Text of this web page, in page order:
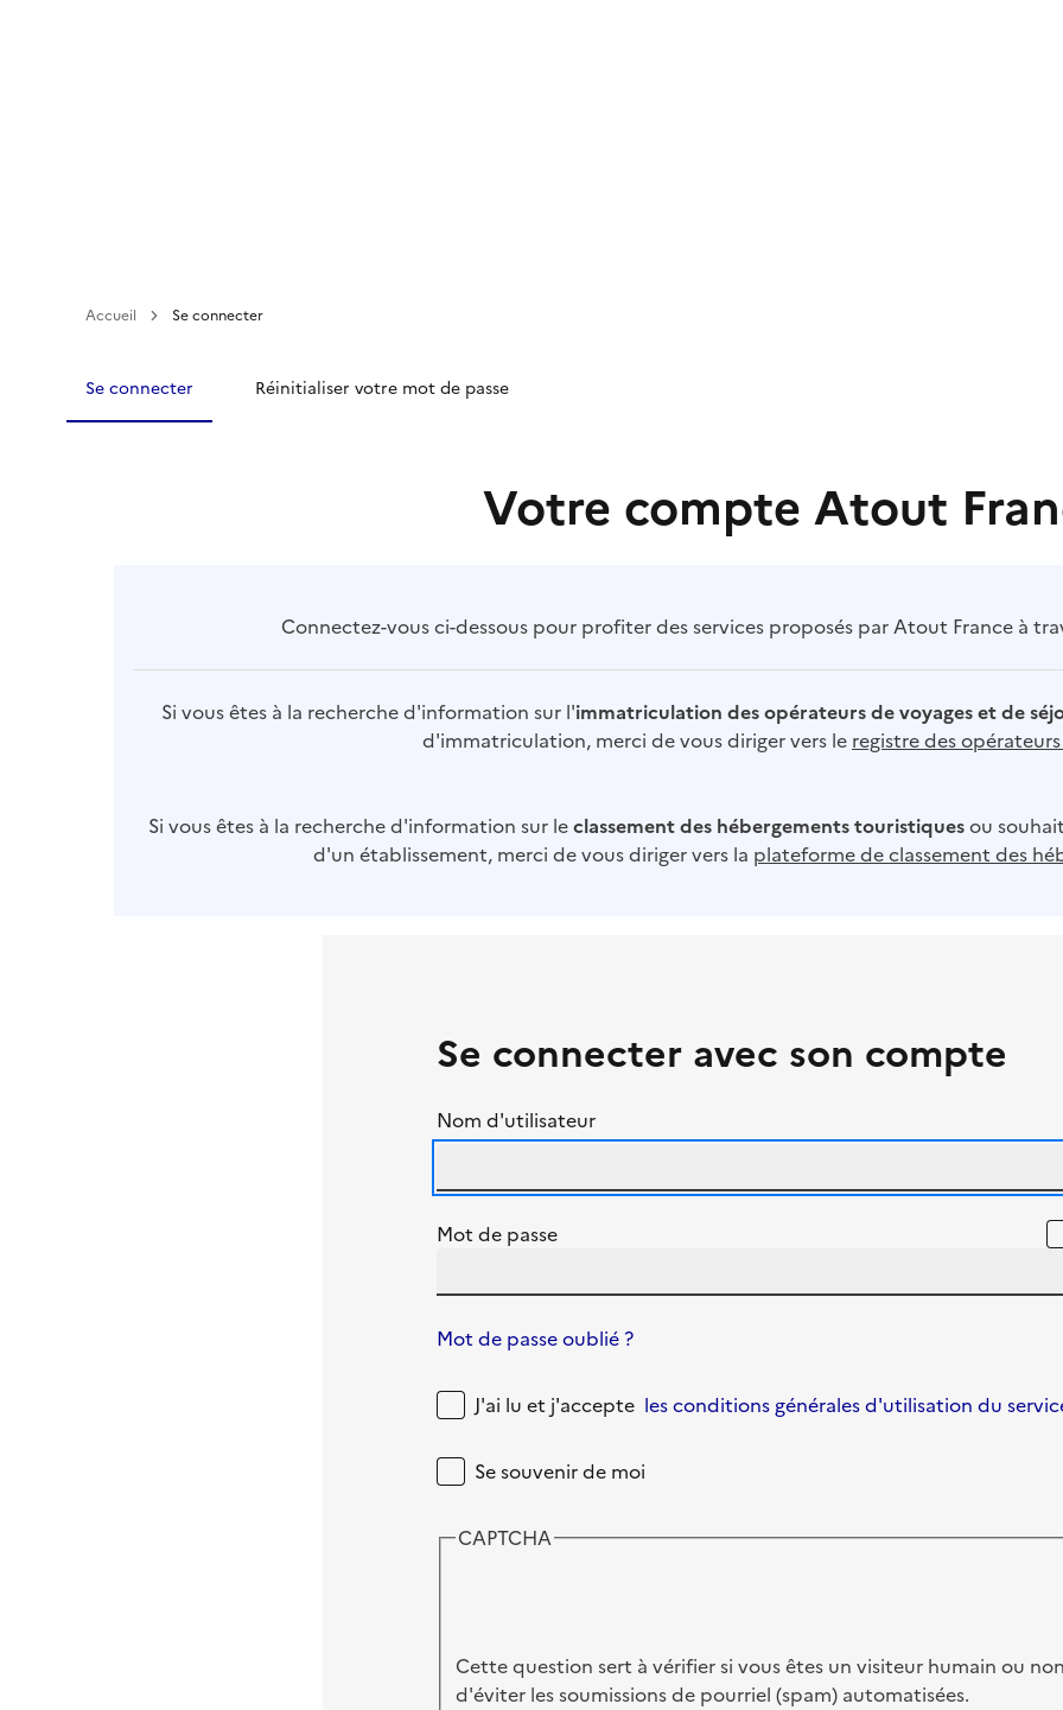
Accueil Se connecter
Se connecter Réinitialiser votre mot de passe
Votre compte Atout
Connectez-vous ci-dessous pour profiter des services proposés par Atout France à
Si vous êtes à la recherche d'information sur l'immatriculation des opérateurs de voyages et de
d'immatriculation, merci de vous diriger vers le registre des
Si vous êtes à la recherche d'information sur leclassement des hébergements touristiquesou
d'un établissement, merci de vous diriger vers la plateforme de classement des
Se connecter avec son compte
Nom d'utilisateur
Mot de passe
Mot de passe oublié ?
J'ai lu et j'accepte les conditions générales d'utilisation du
Se souvenir de moi
CAPTCHA
Cette question sert à vérifier si vous êtes un visiteur humain ou
d'éviter les soumissions de pourriel (spam) automatisées.